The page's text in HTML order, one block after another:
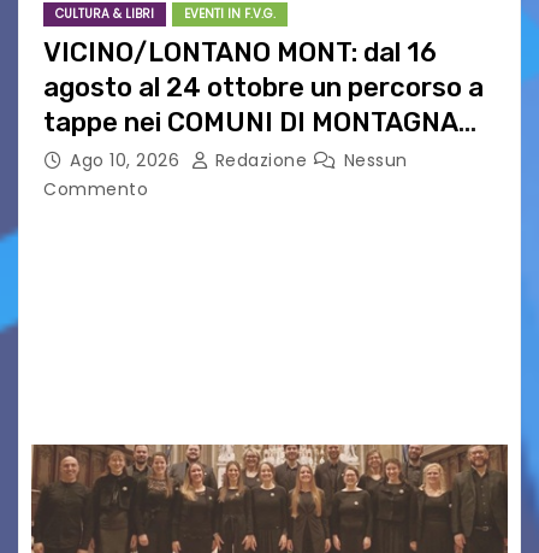
CULTURA & LIBRI EVENTI IN F.V.G.
VICINO/LONTANO MONT: dal 16
agosto al 24 ottobre un percorso a
tappe nei COMUNI DI MONTAGNA
DEL FVG
Ago 10, 2026 Redazione
Nessun
Commento